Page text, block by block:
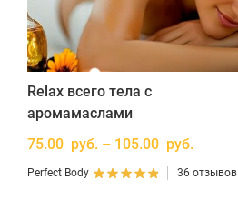
Relax всего тела с
аромамаслами
75.00 руб. – 105.00 руб.
Perfect Body 36 отзывов